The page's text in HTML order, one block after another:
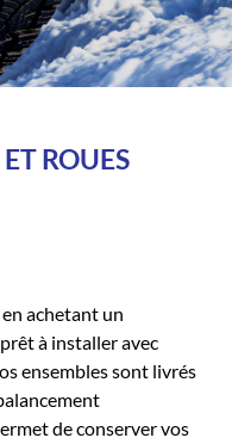
ROUES
achetant un
à installer avec
ensembles sont livrés
de conserver vos